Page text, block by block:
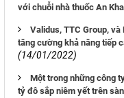
với chuỗi nhà thuốc An
Validus, TTC Group, và
tăng cường khả năng tiếp
(14/01/2022)
Một trong những công
tỷ đô sắp niêm yết trên